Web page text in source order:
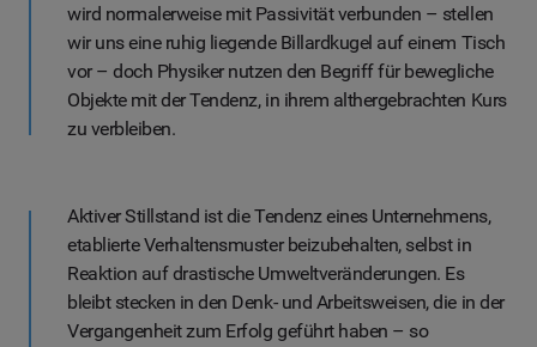
wird normalerweise mit Passivität verbunden – stellen
wir uns eine ruhig liegende Billardkugel auf einem Tisch
vor – doch Physiker nutzen den Begriff für bewegliche
Objekte mit der Tendenz, in ihrem althergebrachten Kurs
zu verbleiben.
Aktiver Stillstand ist die Tendenz eines Unternehmens,
etablierte Verhaltensmuster beizubehalten, selbst in
Reaktion auf drastische Umweltveränderungen. Es
bleibt stecken in den Denk- und Arbeitsweisen, die in der
Vergangenheit zum Erfolg geführt haben – so